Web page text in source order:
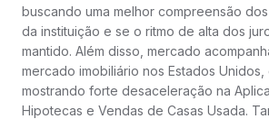
buscando uma melhor compreensão
da instituição e se o ritmo de alta dos
mantido. Além disso, mercado
mercado imobiliário nos Estados
mostrando forte desaceleração na
Hipotecas e Vendas de Casas Usada.